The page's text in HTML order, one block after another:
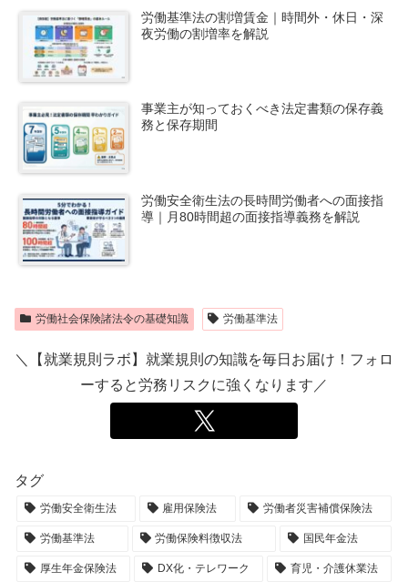
労働基準法の割増賃金｜時間外・休日・深
夜労働の割増率を解説
事業主が知っておくべき法定書類の保存義
務と保存期間
労働安全衛生法の長時間労働者への面接指
導｜月80時間超の面接指導義務を解説
労働社会保険諸法令の基礎知識 労働基準法
＼【就業規則ラボ】就業規則の知識を毎日お届け！フォロ
ーすると労務リスクに強くなります／
タグ
労働安全衛生法 雇用保険法 労働者災害補償保険法
労働基準法 労働保険料徴収法 国民年金法
厚生年金保険法 DX化・テレワーク 育児・介護休業法